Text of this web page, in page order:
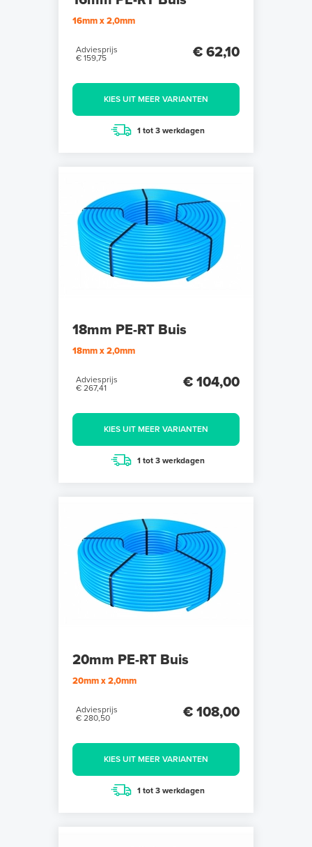
16mm x 2,0mm
Adviesprijs
€ 159,75
€ 62,10
KIES UIT MEER VARIANTEN
1 tot 3 werkdagen
18mm PE-RT Buis
18mm x 2,0mm
Adviesprijs
€ 267,41
€ 104,00
KIES UIT MEER VARIANTEN
1 tot 3 werkdagen
20mm PE-RT Buis
20mm x 2,0mm
Adviesprijs
€ 280,50
€ 108,00
KIES UIT MEER VARIANTEN
1 tot 3 werkdagen